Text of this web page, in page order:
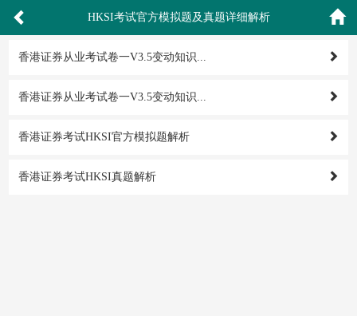
HKSI考试官方模拟题及真题详细解析
香港证券从业考试卷一V3.5变动知识...
香港证券从业考试卷一V3.5变动知识...
香港证券考试HKSI官方模拟题解析
香港证券考试HKSI真题解析